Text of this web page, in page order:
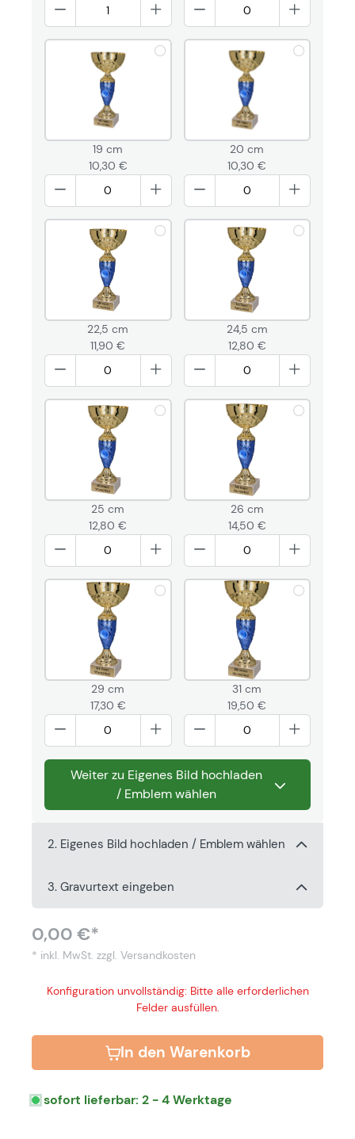
19 cm
10,30 €
20 cm
10,30 €
22,5 cm
11,90 €
24,5 cm
12,80 €
25 cm
12,80 €
26 cm
14,50 €
29 cm
17,30 €
31 cm
19,50 €
Weiter zu Eigenes Bild hochladen
/ Emblem wählen
2. Eigenes Bild hochladen / Emblem wählen
3. Gravurtext eingeben
0,00 €*
* inkl. MwSt. zzgl. Versandkosten
Konfiguration unvollständig: Bitte alle erforderlichen
Felder ausfüllen.
In den Warenkorb
sofort lieferbar: 2 - 4 Werktage